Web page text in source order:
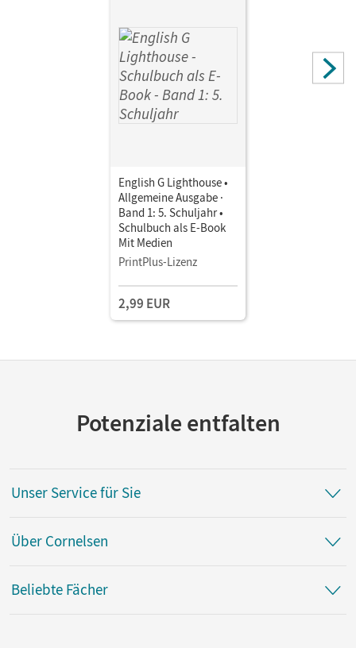
English G Lighthouse •
Allgemeine Ausgabe ·
Band 1: 5. Schuljahr •
Schulbuch als E-Book
Mit Medien
PrintPlus-Lizenz
2,99 EUR
Potenziale entfalten
Unser Service für Sie
Über Cornelsen
Beliebte Fächer